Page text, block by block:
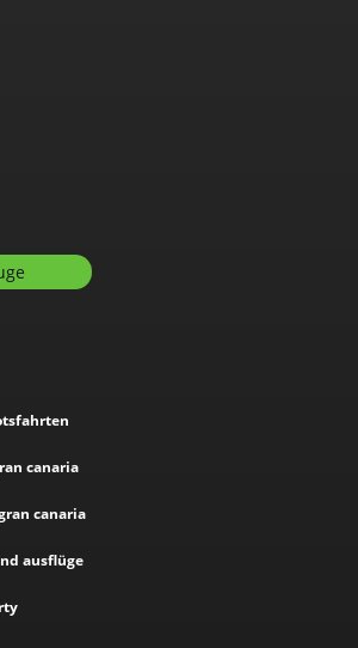
canaria
canaria
ausflüge